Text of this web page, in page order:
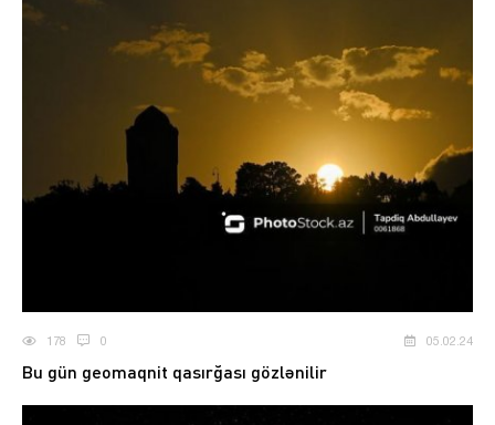
178 0 05.02.24
Bu gün geomaqnit qasırğası gözlənilir